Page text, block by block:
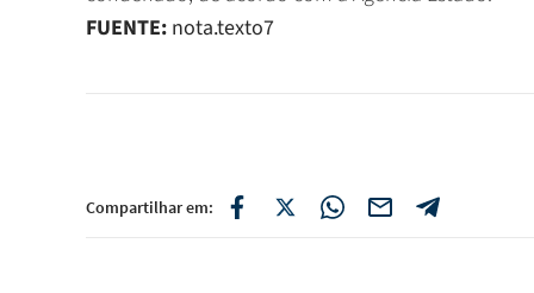
FUENTE: nota.texto7
Compartilhar em: